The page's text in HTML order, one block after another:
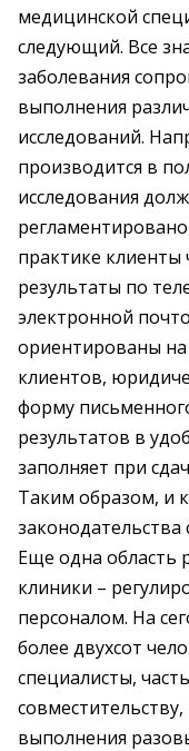
медицинской
следующий. Все
заболевания
выполнения
исследований.
производится в
исследования
практике клиенты
результаты по
электронной
ориентированы
клиентов,
форму
результатов в
заполняет при
Таким образом, и
Еще одна область
клиники –
персоналом. На
более двухсот
специалисты,
выполнения